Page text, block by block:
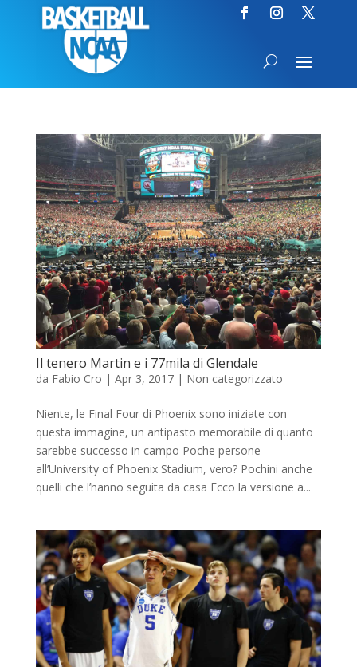
Il tenero Martin e i 77mila di Glendale
da Fabio Cro | Apr 3, 2017| Non categorizzato
Niente, le Final Four di Phoenix sono iniziate con
questa immagine, un antipasto memorabile di quanto
sarebbe successo in campo Poche persone
all’University of Phoenix Stadium, vero? Pochini anche
quelli che l’hanno seguita da casa Ecco la versione a...